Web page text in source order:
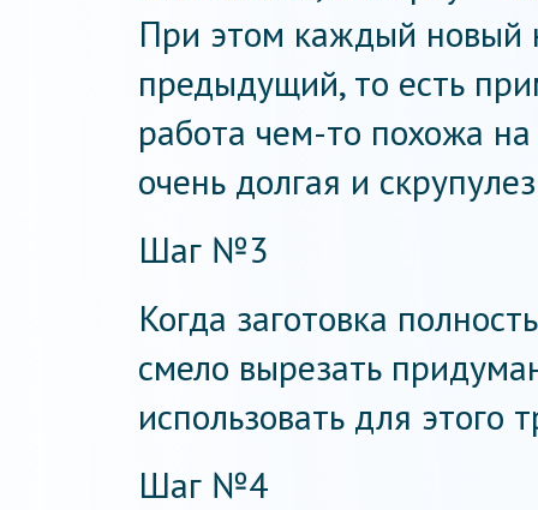
При этом каждый новый
предыдущий, то есть
работа чем-то похожа
очень долгая и
Шаг №3
Когда заготовка
смело вырезать
использовать для этого
Шаг №4